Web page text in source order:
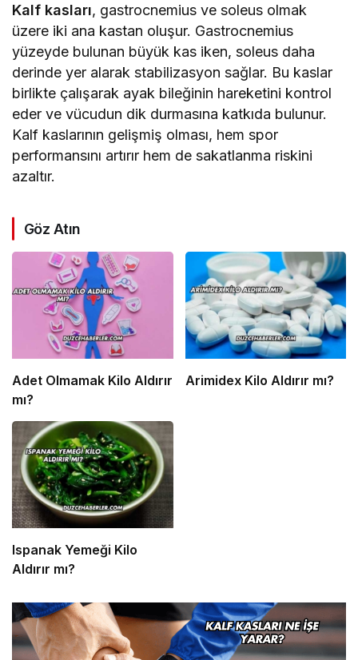
Kalf kasları, gastrocnemius ve soleus olmak
üzere iki ana kastan oluşur. Gastrocnemius
yüzeyde bulunan büyük kas iken, soleus daha
derinde yer alarak stabilizasyon sağlar. Bu kaslar
birlikte çalışarak ayak bileğinin hareketini kontrol
eder ve vücudun dik durmasına katkıda bulunur.
Kalf kaslarının gelişmiş olması, hem spor
performansını artırır hem de sakatlanma riskini
azaltır.
Göz Atın
Adet Olmamak Kilo Aldırır
mı?
Arimidex Kilo Aldırır mı?
Ispanak Yemeği Kilo
Aldırır mı?